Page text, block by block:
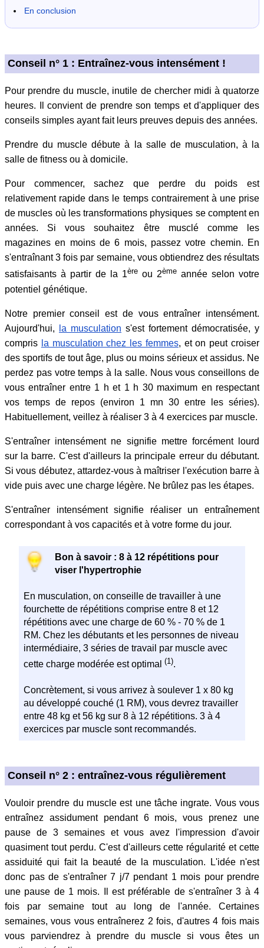
En conclusion
Conseil n° 1 : Entraînez-vous intensément !
Pour prendre du muscle, inutile de chercher midi à quatorze
heures. Il convient de prendre son temps et d'appliquer des
conseils simples ayant fait leurs preuves depuis des années.
Prendre du muscle débute à la salle de musculation, à la
salle de fitness ou à domicile.
Pour commencer, sachez que perdre du poids est
relativement rapide dans le temps contrairement à une prise
de muscles où les transformations physiques se comptent en
années. Si vous souhaitez être musclé comme les
magazines en moins de 6 mois, passez votre chemin. En
s'entraînant 3 fois par semaine, vous obtiendrez des résultats
satisfaisants à partir de la 1ère ou 2ème année selon votre
potentiel génétique.
Notre premier conseil est de vous entraîner intensément.
Aujourd'hui,
la musculation s'est fortement démocratisée, y
compris la musculation chez les femmes, et on peut croiser
des sportifs de tout âge, plus ou moins sérieux et assidus. Ne
perdez pas votre temps à la salle. Nous vous conseillons de
vous entraîner entre 1 h et 1 h 30 maximum en respectant
vos temps de repos (environ 1 mn 30 entre les séries).
Habituellement, veillez à réaliser 3 à 4 exercices par muscle.
S'entraîner intensément ne signifie mettre forcément lourd
sur la barre. C'est d'ailleurs la principale erreur du débutant.
Si vous débutez, attardez-vous à maîtriser l'exécution barre à
vide puis avec une charge légère. Ne brûlez pas les étapes.
S'entraîner intensément signifie réaliser un entraînement
correspondant à vos capacités et à votre forme du jour.
Bon à savoir : 8 à 12 répétitions pour
viser l'hypertrophie
En musculation, on conseille de travailler à une
fourchette de répétitions comprise entre 8 et 12
répétitions avec une charge de 60 % - 70 % de 1
RM. Chez les débutants et les personnes de niveau
intermédiaire, 3 séries de travail par muscle avec
cette charge modérée est optimal (1).
Concrètement, si vous arrivez à soulever 1 x 80 kg
au développé couché (1 RM), vous devrez travailler
entre 48 kg et 56 kg sur 8 à 12 répétitions. 3 à 4
exercices par muscle sont recommandés.
Conseil n° 2 : entraînez-vous régulièrement
Vouloir prendre du muscle est une tâche ingrate. Vous vous
entraînez assidument pendant 6 mois, vous prenez une
pause de 3 semaines et vous avez l'impression d'avoir
quasiment tout perdu. C'est d'ailleurs cette régularité et cette
assiduité qui fait la beauté de la musculation. L'idée n'est
donc pas de s'entraîner 7 j/7 pendant 1 mois pour prendre
une pause de 1 mois. Il est préférable de s'entraîner 3 à 4
fois par semaine tout au long de l'année. Certaines
semaines, vous vous entraînerez 2 fois, d'autres 4 fois mais
vous parviendrez à prendre du muscle si vous êtes un